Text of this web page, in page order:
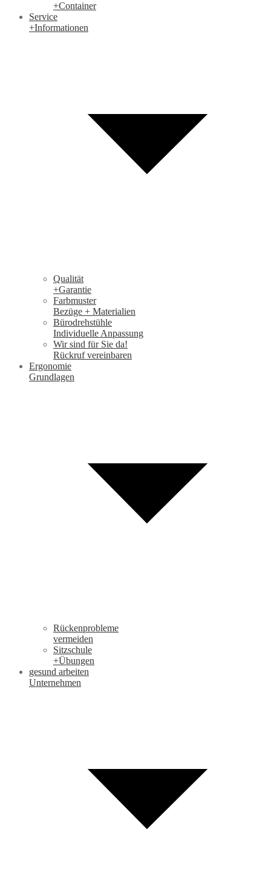
+Container
Service
+Informationen
Qualität
+Garantie
Farbmuster
Bezüge + Materialien
Bürodrehstühle
Individuelle Anpassung
Wir sind für Sie da!
Rückruf vereinbaren
Ergonomie
Grundlagen
Rückenprobleme
vermeiden
Sitzschule
+Übungen
gesund arbeiten
Unternehmen